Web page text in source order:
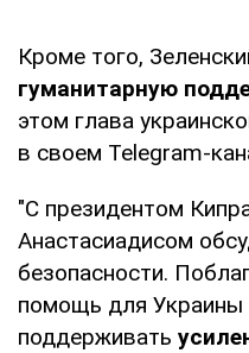
Кроме того,
гуманитарную
этом глава
в своем Telegram-
"С президентом
Анастасиадисом
безопасности.
помощь для Украины
поддерживать